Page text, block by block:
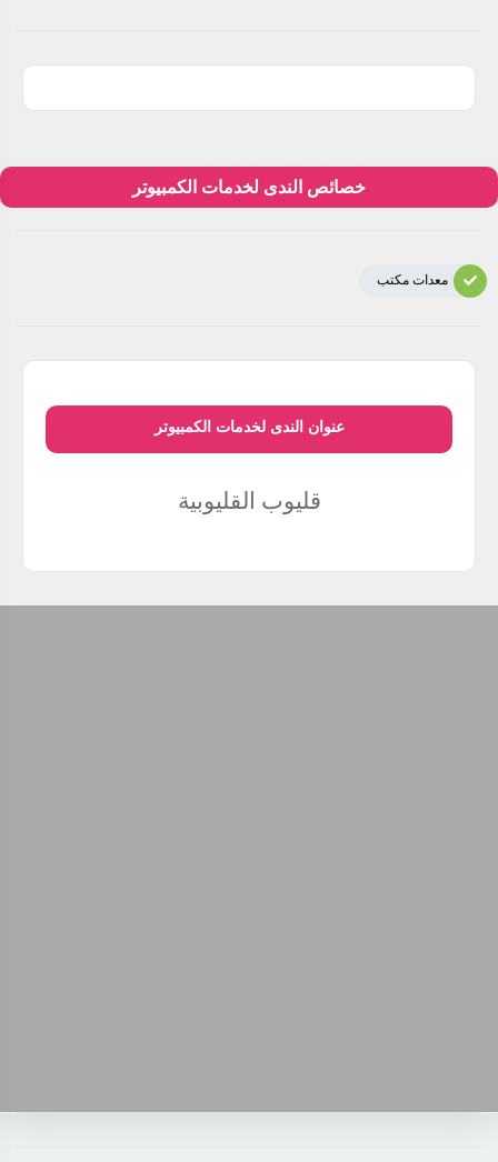
خصائص الندى لخدمات الكمبيوتر
معدات مكتب
عنوان الندى لخدمات الكمبيوتر
قليوب القليوبية